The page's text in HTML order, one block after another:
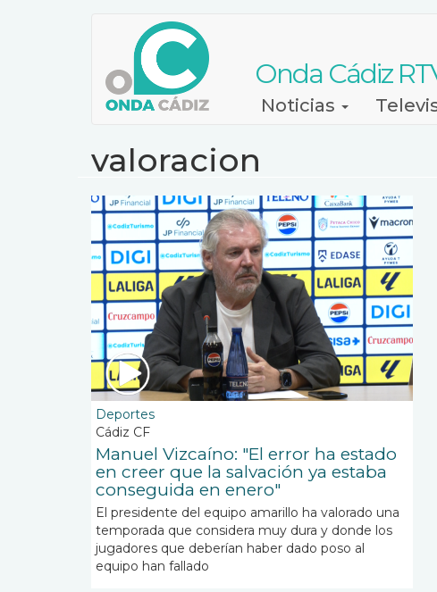
Onda Cádiz
NavegaciónNoticias
valoracion
Deportes
Cádiz CF
Manuel Vizcaíno: "El error ha estado
en creer que la salvación ya estaba
conseguida en enero"
El presidente del equipo amarillo ha valorado una
temporada que considera muy dura y donde los
jugadores que deberían haber dado poso al
equipo han fallado